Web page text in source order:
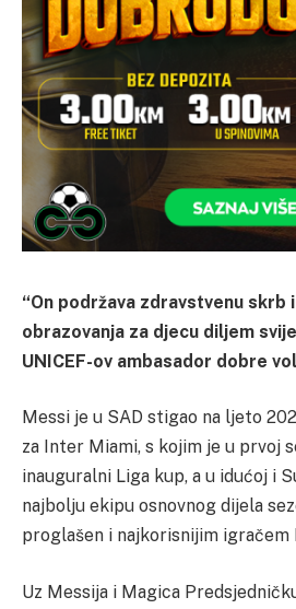
“On podržava zdravstvenu skrb
obrazovanja za djecu diljem
UNICEF-ov ambasador dobre
Messi je u SAD stigao na ljeto
za Inter Miami, s kojim je u prvoj
inauguralni Liga kup, a u idućoj i
najbolju ekipu osnovnog dijela
proglašen i najkorisnijim igračem
Uz Messija i Magica